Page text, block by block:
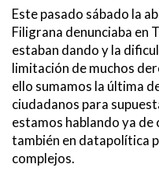
Este pasado sábado la
Filigrana denunciaba en
estaban dando y la
limitación de muchos
ello sumamos la última
ciudadanos para
estamos hablando ya
también en datapolítica
complejos.